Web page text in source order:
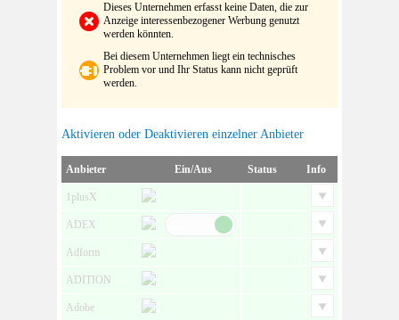
Dieses Unternehmen erfasst keine Daten, die zur
Anzeige interessenbezogener Werbung genutzt
werden könnten.
Bei diesem Unternehmen liegt ein technisches
Problem vor und Ihr Status kann nicht geprüft
werden.